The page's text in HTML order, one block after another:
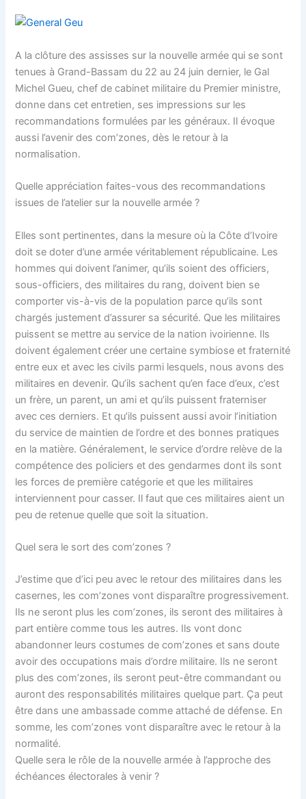
A la clôture des assisses sur la nouvelle armée qui se sont
tenues à Grand-Bassam du 22 au 24 juin dernier, le Gal
Michel Gueu, chef de cabinet militaire du Premier ministre,
donne dans cet entretien, ses impressions sur les
recommandations formulées par les généraux. Il évoque
aussi l’avenir des com’zones, dès le retour à la
normalisation.
Quelle appréciation faites-vous des recommandations
issues de l’atelier sur la nouvelle armée ?
Elles sont pertinentes, dans la mesure où la Côte d’Ivoire
doit se doter d’une armée véritablement républicaine. Les
hommes qui doivent l’animer, qu’ils soient des officiers,
sous-officiers, des militaires du rang, doivent bien se
comporter vis-à-vis de la population parce qu’ils sont
chargés justement d’assurer sa sécurité. Que les militaires
puissent se mettre au service de la nation ivoirienne. Ils
doivent également créer une certaine symbiose et fraternité
entre eux et avec les civils parmi lesquels, nous avons des
militaires en devenir. Qu’ils sachent qu’en face d’eux, c’est
un frère, un parent, un ami et qu’ils puissent fraterniser
avec ces derniers. Et qu’ils puissent aussi avoir l’initiation
du service de maintien de l’ordre et des bonnes pratiques
en la matière. Généralement, le service d’ordre relève de la
compétence des policiers et des gendarmes dont ils sont
les forces de première catégorie et que les militaires
interviennent pour casser. Il faut que ces militaires aient un
peu de retenue quelle que soit la situation.
Quel sera le sort des com’zones ?
J’estime que d’ici peu avec le retour des militaires dans les
casernes, les com’zones vont disparaître progressivement.
Ils ne seront plus les com’zones, ils seront des militaires à
part entière comme tous les autres. Ils vont donc
abandonner leurs costumes de com’zones et sans doute
avoir des occupations mais d’ordre militaire. Ils ne seront
plus des com’zones, ils seront peut-être commandant ou
auront des responsabilités militaires quelque part. Ça peut
être dans une ambassade comme attaché de défense. En
somme, les com’zones vont disparaître avec le retour à la
normalité.
Quelle sera le rôle de la nouvelle armée à l’approche des
échéances électorales à venir ?